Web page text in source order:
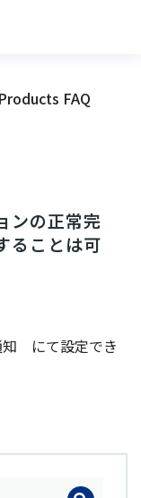
FAQ
ンの正常完
ることは可
知 にて設定でき